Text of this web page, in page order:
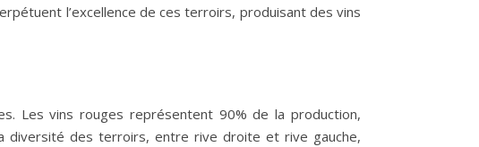
l’excellence de ces terroirs, produisant des vins
Les vins rouges représentent 90% de la production,
diversité des terroirs, entre rive droite et rive gauche,